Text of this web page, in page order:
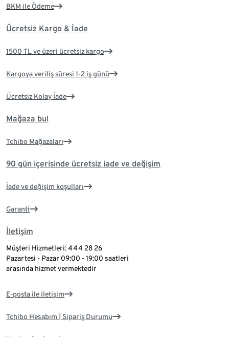
BKM ile Ödeme
Ücretsiz Kargo & İade
1500 TL ve üzeri ücretsiz kargo
Kargoya veriliş süresi 1-2 iş günü
Ücretsiz Kolay İade
Mağaza bul
Tchibo Mağazaları
90 gün içerisinde ücretsiz iade ve değişim
İade ve değişim koşulları
Garanti
İletişim
Müşteri Hizmetleri: 444 28 26
Pazartesi - Pazar 09:00 - 19:00 saatleri
arasında hizmet vermektedir
E-posta ile iletişim
Tchibo Hesabım | Sipariş Durumu